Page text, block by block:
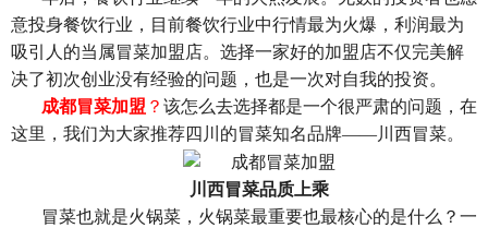
意投身餐饮行业，目前餐饮行业中行情最为火爆，利润最为
吸引人的当属冒菜加盟店。选择一家好的加盟店不仅完美解
决了初次创业没有经验的问题，也是一次对自我的投资。
成都冒菜加盟 ？ 该怎么去选择都是一个很严肃的问题，在
这里，我们为大家推荐四川的冒菜知名品牌——川西冒菜。
川西冒菜品质上乘
冒菜也就是火锅菜，火锅菜最重要也最核心的是什么？一